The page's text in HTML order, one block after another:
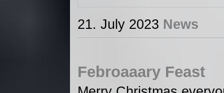
21. July 2023 News
Febroaaary Feast